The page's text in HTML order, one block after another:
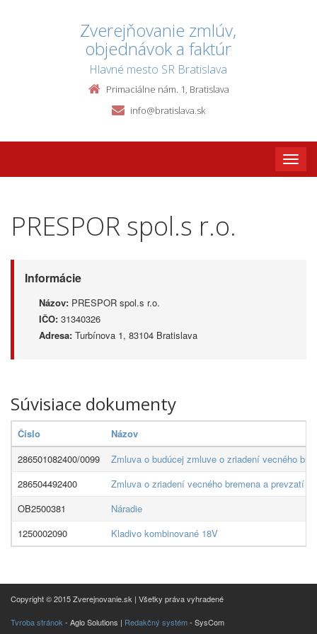
Zverejňovanie zmlúv,
objednávok a faktúr
Hlavné mesto SR Bratislava
Primaciálne nám. 1, Bratislava
info@bratislava.sk
Toggle
PRESPOR spol.s r.o.
Informácie
Názov: PRESPOR spol.s r.o.
IČO: 31340326
Adresa: Turbínova 1, 83104 Bratislava
Súvisiace dokumenty
Číslo
Názov
286501082400/0099
Zmluva o budúcej zmluve o zriadení vecného
286504492400
Zmluva o zriadení vecného bremena a prevzatí
OB2500381
Náradie
1250002090
Kladivo kombinované 18V
Copyright © 2015 Zverejnovanie.sk | Všetky práva vyhradené
Tvroba stránok - Aglo Solutions | Redakčný systém- SysCom